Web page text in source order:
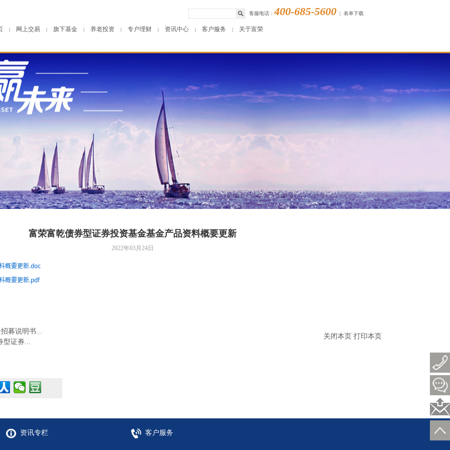
客服电话：400-685-5600 | 表单下载
| 网上交易 | 旗下基金 | 养老投资 | 专户理财 | 资讯中心 | 客户服务 | 关于富荣
富荣富乾债券型证券投资基金基金产品资料概要更新
2022年03月24日
概要更新.doc
概要更新.pdf
募说明书...
型证券...
关闭本页 打印本页
资讯专栏 客户服务